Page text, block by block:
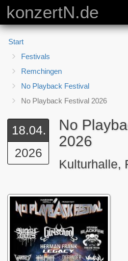
konzertN.de
Start
Festivals
Remchingen
No Playback Festival
No Playback Festival 2026
18.04.
2026
No
2026
Kulturhalle,